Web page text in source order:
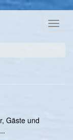
Gäste und